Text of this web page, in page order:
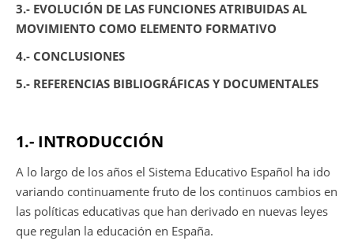
3.- EVOLUCIÓN DE LAS FUNCIONES ATRIBUIDAS AL
MOVIMIENTO COMO ELEMENTO FORMATIVO
4.- CONCLUSIONES
5.- REFERENCIAS BIBLIOGRÁFICAS Y DOCUMENTALES
1.- INTRODUCCIÓN
A lo largo de los años el Sistema Educativo Español ha ido
variando continuamente fruto de los continuos cambios en
las políticas educativas que han derivado en nuevas leyes
que regulan la educación en España.